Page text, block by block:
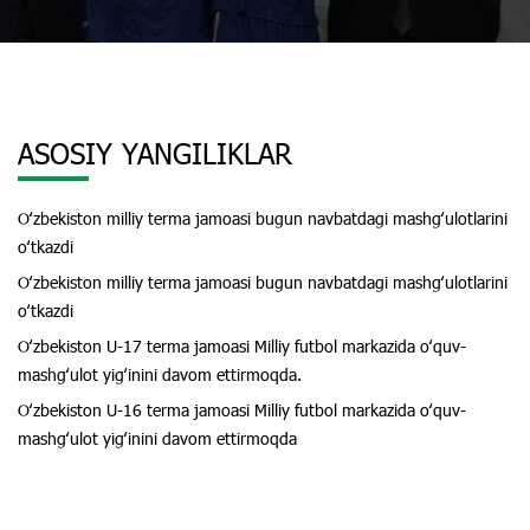
ASOSIY YANGILIKLAR
Oʻzbekiston milliy terma jamoasi bugun navbatdagi mashgʻulotlarini
oʻtkazdi
Oʻzbekiston milliy terma jamoasi bugun navbatdagi mashgʻulotlarini
oʻtkazdi
Oʻzbekiston U-17 terma jamoasi Milliy futbol markazida oʻquv-
mashgʻulot yigʻinini davom ettirmoqda.
Oʻzbekiston U-16 terma jamoasi Milliy futbol markazida oʻquv-
mashgʻulot yigʻinini davom ettirmoqda